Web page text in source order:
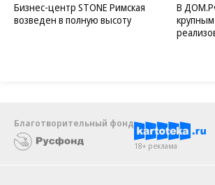
Бизнес-центр STONE Римская
возведен в полную высоту
В
Благотворительный фонд
18+ реклама